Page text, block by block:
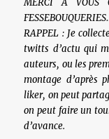
MERCI À VOUS
RAPPEL : Je
twitts d’actu qui
auteurs, ou les
montage d’après
liker, on peut
on peut faire un
d’avance.